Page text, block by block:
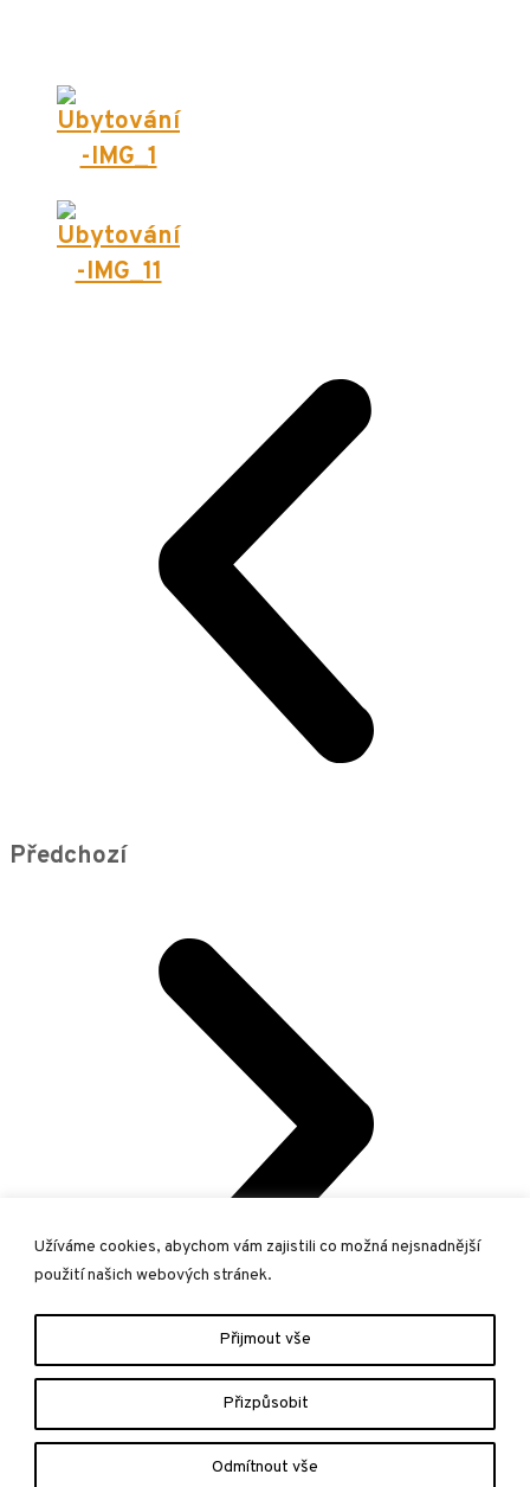
Užíváme cookies, abychom vám zajistili co možná nejsnadnější
použití našich webových stránek.
Přizpůsobit
Odmítnout vše
Přijmout vše
Předchozí
Copyright © ISŠT Mělník